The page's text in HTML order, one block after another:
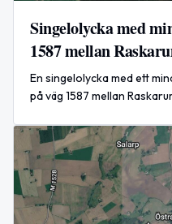
Singelolycka med
1587 mellan
En singelolycka med ett
på väg 1587 mellan